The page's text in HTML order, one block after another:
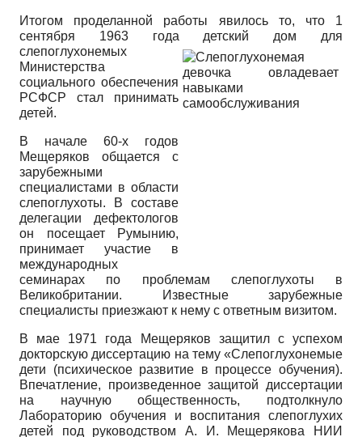
Итогом проделанной работы явилось то, что 1
сентября 1963 года детский дом для
слепоглухонемых
Министерства
социального обеспечения
РСФСР стал принимать
детей.
В начале 60-х годов
Мещеряков общается с
зарубежными
специалистами в области
слепоглухоты. В составе
делегации дефектологов
он посещает Румынию,
принимает участие в
международных
семинарах по проблемам слепоглухоты в
Великобритании. Известные зарубежные
специалисты приезжают к нему с ответным визитом.
В мае 1971 года Мещеряков защитил с успехом
докторскую диссертацию на тему «Слепоглухонемые
дети (психическое развитие в процессе обучения).
Впечатление, произведенное защитой диссертации
на научную общественность, подтолкнуло
Лабораторию обучения и воспитания слепоглухих
детей под руководством А. И. Мещерякова НИИ